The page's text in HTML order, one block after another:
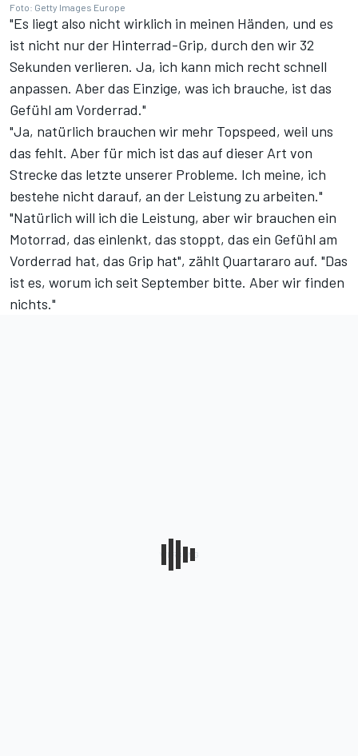
Foto: Getty Images Europe
"Es liegt also nicht wirklich in meinen Händen, und es
ist nicht nur der Hinterrad-Grip, durch den wir 32
Sekunden verlieren. Ja, ich kann mich recht schnell
anpassen. Aber das Einzige, was ich brauche, ist das
Gefühl am Vorderrad."
"Ja, natürlich brauchen wir mehr Topspeed, weil uns
das fehlt. Aber für mich ist das auf dieser Art von
Strecke das letzte unserer Probleme. Ich meine, ich
bestehe nicht darauf, an der Leistung zu arbeiten."
"Natürlich will ich die Leistung, aber wir brauchen ein
Motorrad, das einlenkt, das stoppt, das ein Gefühl am
Vorderrad hat, das Grip hat", zählt Quartararo auf. "Das
ist es, worum ich seit September bitte. Aber wir finden
nichts."